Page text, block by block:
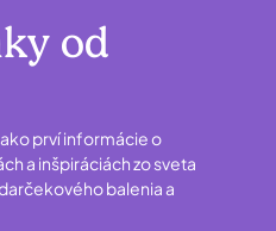
od
prví informácie o
a inšpiráciách zo sveta
balenia a